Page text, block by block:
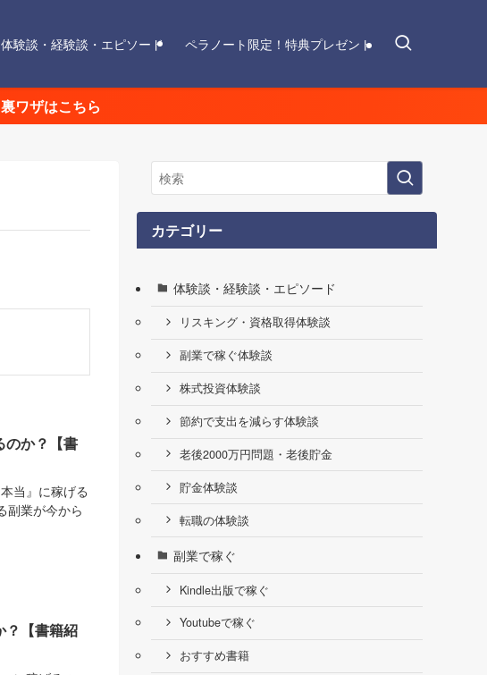
体験談・経験談・エピソード ペラノート限定！特典プレゼント
ワザはこちら
のか？【書
当』に稼げる
副業が今から
？【書籍紹
カテゴリー
体験談・経験談・エピソード
リスキング・資格取得体験談
副業で稼ぐ体験談
株式投資体験談
節約で支出を減らす体験談
老後2000万円問題・老後貯金
貯金体験談
転職の体験談
副業で稼ぐ
Kindle出版で稼ぐ
Youtubeで稼ぐ
おすすめ書籍